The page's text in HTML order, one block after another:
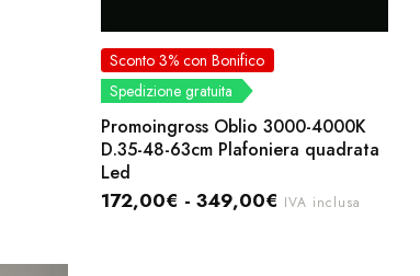
Sconto 3% con Bonifico
Spedizione gratuita
Promoingross Oblio 3000-4000K
D.35-48-63cm Plafoniera quadrata
Led
172,00€ - 349,00€ IVA inclusa